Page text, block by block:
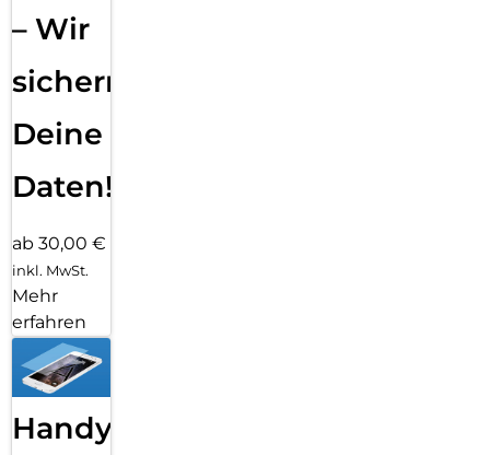
– Wir
sichern
Deine
Daten!
ab 30,00 €
inkl. MwSt.
Mehr
erfahren
Handy